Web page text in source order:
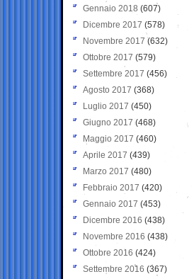
Gennaio 2018 (607)
Dicembre 2017 (578)
Novembre 2017 (632)
Ottobre 2017 (579)
Settembre 2017 (456)
Agosto 2017 (368)
Luglio 2017 (450)
Giugno 2017 (468)
Maggio 2017 (460)
Aprile 2017 (439)
Marzo 2017 (480)
Febbraio 2017 (420)
Gennaio 2017 (453)
Dicembre 2016 (438)
Novembre 2016 (438)
Ottobre 2016 (424)
Settembre 2016 (367)